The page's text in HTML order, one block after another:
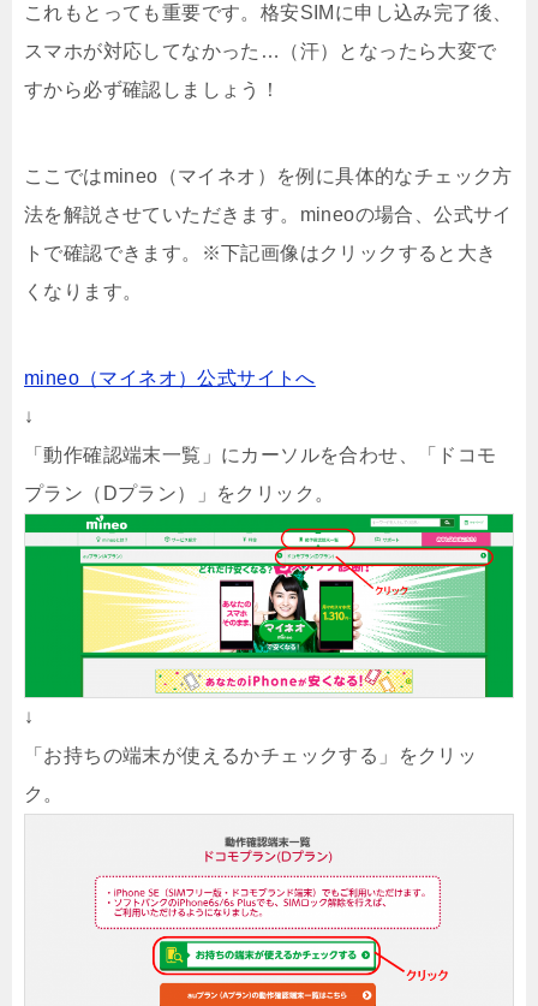
これもとっても重要です。格安SIMに申し込み完了後、
スマホが対応してなかった…（汗）となったら大変で
すから必ず確認しましょう！
ここではmineo（マイネオ）を例に具体的なチェック方
法を解説させていただきます。mineoの場合、公式サイ
トで確認できます。※下記画像はクリックすると大き
くなります。
mineo（マイネオ）公式サイトへ
↓
「動作確認端末一覧」にカーソルを合わせ、「ドコモ
プラン（Dプラン）」をクリック。
↓
「お持ちの端末が使えるかチェックする」をクリッ
ク。